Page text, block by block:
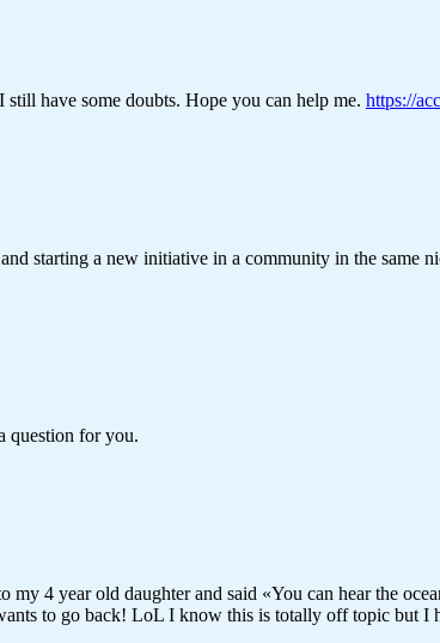
have some doubts. Hope you can help me. https://
starting a new initiative in a community in the same
question for you.
4 year old daughter and said «You can hear the
to go back! LoL I know this is totally off topic but I